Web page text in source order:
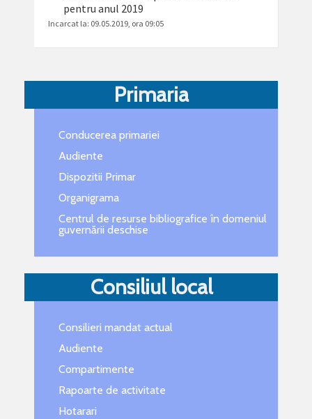
pentru anul 2019
Incarcat la: 09.05.2019, ora 09:05
Primaria
Conducerea primariei
Audiente
Dispozitii Primar
Organigrama
Centrul de resurse bibliografice în domeniul
guvernării deschise
Consiliul local
Consilieri mandat actual
Audiente
Compartimente
Rapoarte de activitate
Hotarari